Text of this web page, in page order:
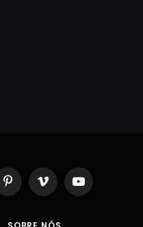
PinterestVimeo YouTube